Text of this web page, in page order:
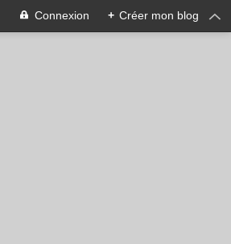
Connexion + Créer mon blog